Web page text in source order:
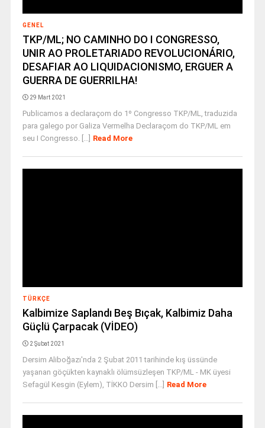
GENEL
TKP/ML; NO CAMINHO DO I CONGRESSO,
UNIR AO PROLETARIADO REVOLUCIONÁRIO,
DESAFIAR AO LIQUIDACIONISMO, ERGUER A
GUERRA DE GUERRILHA!
29 Mart 2021
Publicamos a declaraçom do 1º Congresso TKP/ML, traduzida
para galego por Galiza Vermelha Declaraçom do TKP/ML em
seu I Congresso. [...] Read More
TÜRKÇE
Kalbimize Saplandı Beş Bıçak, Kalbimiz Daha
Güçlü Çarpacak (VİDEO)
2 Şubat 2021
Dersim Aliboğazı'nda 2 Şubat 2011 tarihinde kış üssünde
yaşanan göçükten kaynaklı ölümsüzleşen TKP/ML - MK üyesi
Sefagül Kesgin (Eylem), TİKKO Dersim [...] Read More